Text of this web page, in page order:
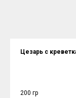
Цезарь с
200 гр